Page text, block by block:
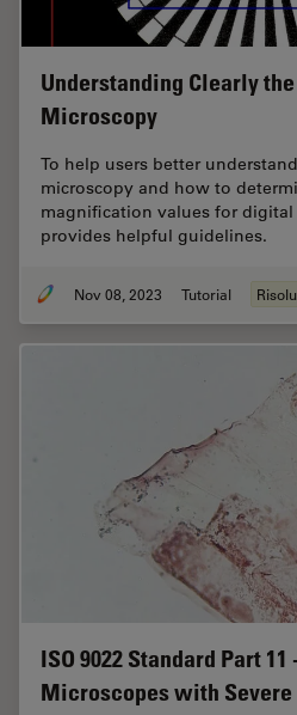
Understanding Clearly
Microscopy
To help users better
microscopy and how to
magnification values for
provides helpful guidelines.
Nov 08, 2023 Tutorial
ISO 9022 Standard Part 11
Microscopes with